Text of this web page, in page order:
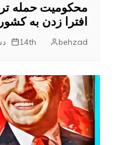
محکومیت حمله
افترا زدن به
behzad 14th دسامبر 2025